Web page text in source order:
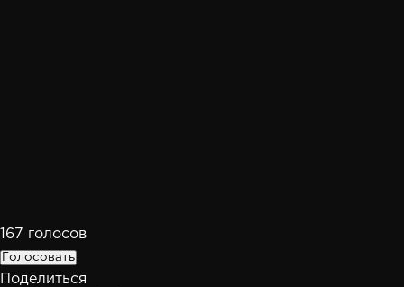
167 голосов
Голосовать
Поделиться